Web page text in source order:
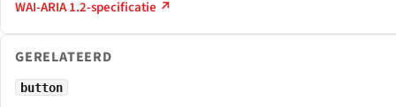
WAI-ARIA 1.2-specificatie ↗
GERELATEERD
button